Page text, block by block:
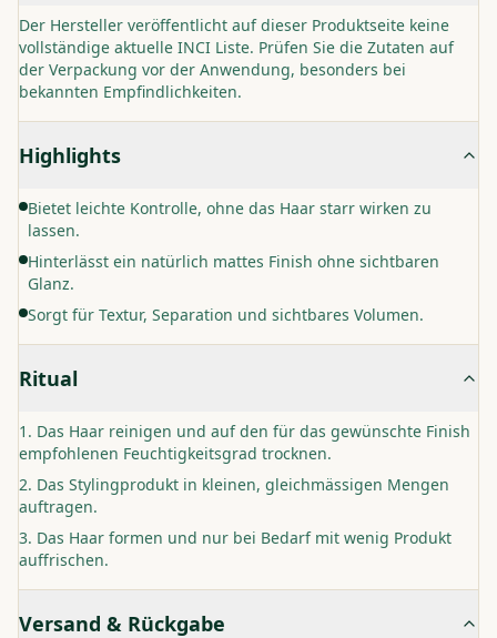
Der Hersteller veröffentlicht auf dieser Produktseite keine
vollständige aktuelle INCI Liste. Prüfen Sie die Zutaten auf
der Verpackung vor der Anwendung, besonders bei
bekannten Empfindlichkeiten.
Highlights
Bietet leichte Kontrolle, ohne das Haar starr wirken zu
lassen.
Hinterlässt ein natürlich mattes Finish ohne sichtbaren
Glanz.
Sorgt für Textur, Separation und sichtbares Volumen.
Ritual
Das Haar reinigen und auf den für das gewünschte Finish
empfohlenen Feuchtigkeitsgrad trocknen.
Das Stylingprodukt in kleinen, gleichmässigen Mengen
auftragen.
Das Haar formen und nur bei Bedarf mit wenig Produkt
auffrischen.
Versand & Rückgabe